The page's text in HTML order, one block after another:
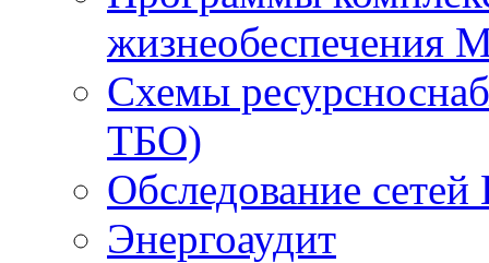
жизнеобеспечения
Схемы
ТБО)
Обследование
Энергоаудит